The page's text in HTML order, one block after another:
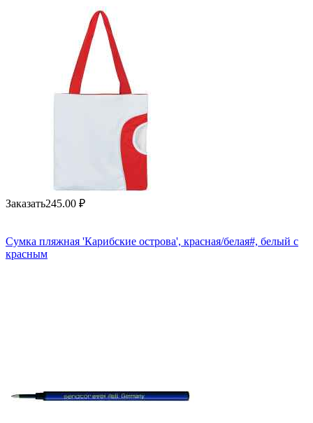
Заказать245.00 ₽
Сумка пляжная 'Карибские острова', красная/белая#, белый с
красным